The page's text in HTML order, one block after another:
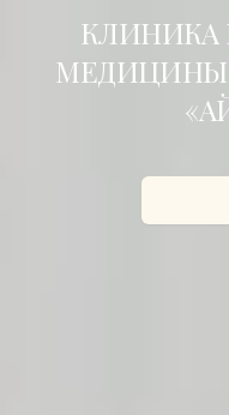
КЛИНИКА
МЕДИЦИНЫ